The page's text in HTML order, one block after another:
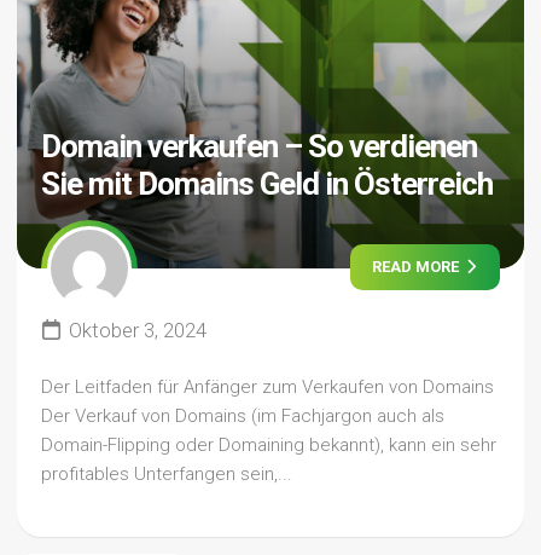
Domain verkaufen – So verdienen
Sie mit Domains Geld in Österreich
READ MORE
Oktober 3, 2024
Der Leitfaden für Anfänger zum Verkaufen von Domains
Der Verkauf von Domains (im Fachjargon auch als
Domain-Flipping oder Domaining bekannt), kann ein sehr
profitables Unterfangen sein,...